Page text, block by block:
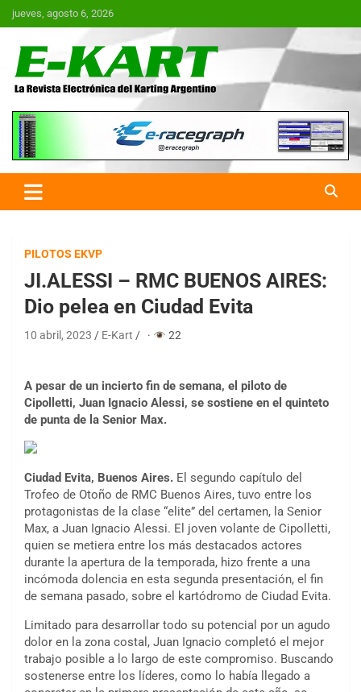
Saltar
al
jueves, agosto 6, 2026
E-Kart.com.ar | La Revista
Electrónica del Karting en
Argentina
PILOTOS EKVP
JI.ALESSI – RMC BUENOS AIRES:
Dio pelea en Ciudad Evita
10 abril, 2023 E-Kart · 22
A pesar de un incierto fin de semana, el piloto de
Cipolletti, Juan Ignacio Alessi, se sostiene en el quinteto
de punta de la Senior Max.
Ciudad Evita, Buenos Aires. El segundo capítulo del
Trofeo de Otoño de RMC Buenos Aires, tuvo entre los
protagonistas de la clase “elite” del certamen, la Senior
Max, a Juan Ignacio Alessi. El joven volante de Cipolletti,
quien se metiera entre los más destacados actores
durante la apertura de la temporada, hizo frente a una
incómoda dolencia en esta segunda presentación, el fin
de semana pasado, sobre el kartódromo de Ciudad Evita.
Limitado para desarrollar todo su potencial por un agudo
dolor en la zona costal, Juan Ignacio completó el mejor
trabajo posible a lo largo de este compromiso. Buscando
sostenerse entre los líderes, como lo había llegado a